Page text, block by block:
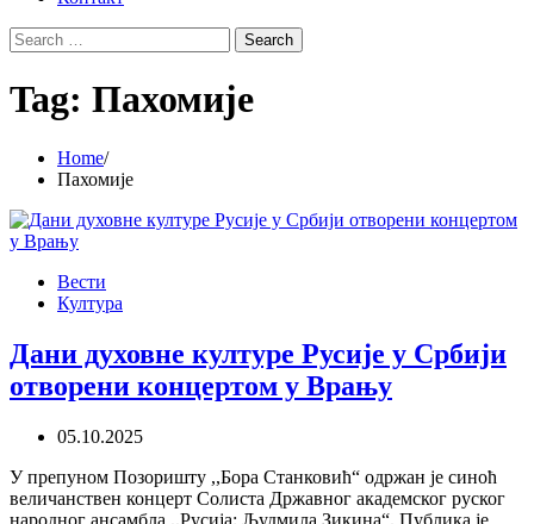
Search
for:
Tag: Пахомије
Home
Пахомије
Вести
Култура
Дани духовне културе Русије у Србији
отворени концертом у Врању
05.10.2025
У препуном Позоришту ,,Бора Станковић“ одржан је синоћ
величанствен концерт Солиста Државног академског руског
народног ансамбла ,,Русија: Људмила Зикина“. Публика је